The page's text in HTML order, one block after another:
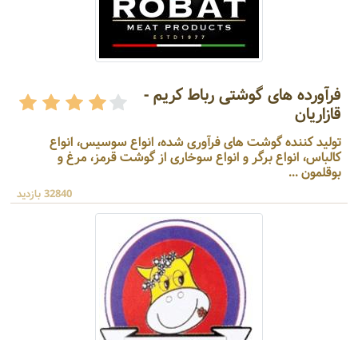
فرآورده های گوشتی رباط کریم -
قازاریان
تولید کننده گوشت های فرآوری شده، انواع سوسیس، انواع
کالباس، انواع برگر و انواع سوخاری از گوشت قرمز، مرغ و
بوقلمون ...
32840 بازدید